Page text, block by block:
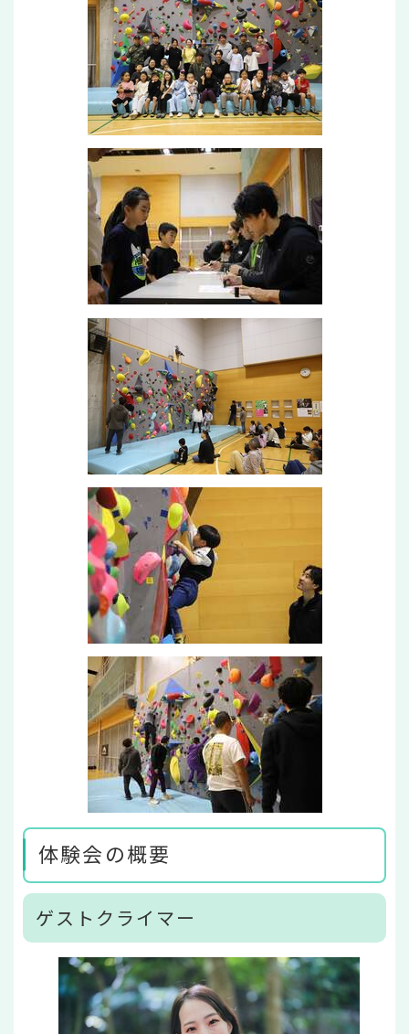
体験会の概要
ゲストクライマー